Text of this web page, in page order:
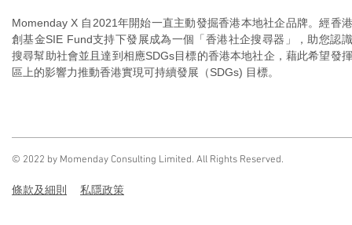
Momenday X 自2021年開始一直主動發掘香港本地社企品牌。經香
創基金SIE Fund支持下發展成為一個「香港社企搜尋器」，助您認
搜尋幫助社會並且達到相應SDGs目標的香港本地社企，藉此希望發
區上的影響力推動香港實現可持續發展（SDGs) 目標。
© 2022 by Momenday Consulting Limited. All Rights Reserved.
條款及細則 私隱政策